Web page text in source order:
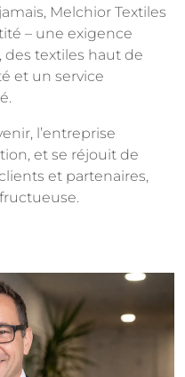
Melchior Textiles
– une exigence
textiles haut de
et un service
l’entreprise
et se réjouit de
et partenaires,